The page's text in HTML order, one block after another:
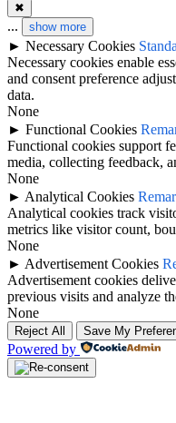
✖
... show more
► Necessary Cookies
Necessary cookies enable
and consent preference
data.
None
► Functional Cookies
Functional cookies support
media, collecting feedback,
None
► Analytical Cookies
Analytical cookies track
metrics like visitor count,
None
► Advertisement Cookies
Advertisement cookies
previous visits and analyze
None
Reject All Save My
Powered by